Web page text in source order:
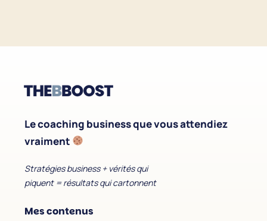
Le coaching business que vous attendiez
vraiment
Stratégies business + vérités qui
piquent = résultats qui cartonnent
Mes contenus